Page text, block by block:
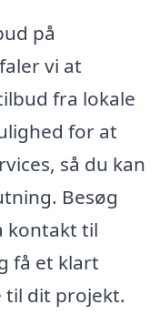
på
vi at
fra lokale
for at
så du kan
Besøg
kontakt til
få et klart
til dit projekt.